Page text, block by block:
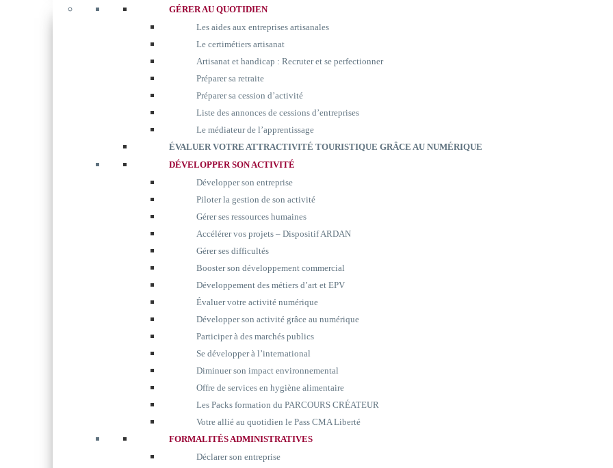
GÉRER AU QUOTIDIEN
Les aides aux entreprises artisanales
Le certimétiers artisanat
Artisanat et handicap : Recruter et se perfectionner
Préparer sa retraite
Préparer sa cession d’activité
Liste des annonces de cessions d’entreprises
Le médiateur de l’apprentissage
ÉVALUER VOTRE ATTRACTIVITÉ TOURISTIQUE GRÂCE AU NUMÉRIQUE
DÉVELOPPER SON ACTIVITÉ
Développer son entreprise
Piloter la gestion de son activité
Gérer ses ressources humaines
Accélérer vos projets – Dispositif ARDAN
Gérer ses difficultés
Booster son développement commercial
Développement des métiers d’art et EPV
Évaluer votre activité numérique
Développer son activité grâce au numérique
Participer à des marchés publics
Se développer à l’international
Diminuer son impact environnemental
Offre de services en hygiène alimentaire
Les Packs formation du PARCOURS CRÉATEUR
Votre allié au quotidien le Pass CMA Liberté
FORMALITÉS ADMINISTRATIVES
Déclarer son entreprise